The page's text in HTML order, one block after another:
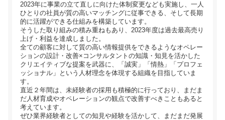
2023年に事業の立て直しに向けた体制変更なども実施し、一人
ひとりの社員が質の高いマッチングに従事できる、そして長期
的に活躍ができる仕組みを構築しています。
そうした取り組みの積み重ねもあり、2023年度は過去最高売り
上げ・利益を達成しました。
全ての顧客に対して質の高い情報提供をできるようなオペレー
ションの設計・改善×コンサルタントの知識・知見を活かした
クリエイティブな提案を武器に、「誠実」「情熱」「プロフェ
ッショナル」という人材理念を体現する組織を目指していま
す。
直近２年間は、未経験者の採用も積極的に行っており、まだま
だ人材育成やオペレーションの観点で改善すべきこともあると
考えています。
ぜひ業界経験者としての知見や経験を活かして、まだまだ発展